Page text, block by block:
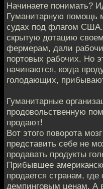
Начинаете понимать?
Гуманитарную помощь
судах под флагом
скрытую дотацию
фермерам, дали
портовых рабочих. Но
начинаются, когда
голодающих,
Гуманитарные
продовольственную
продают!
Вот этого поворота
представить себе не
продавать продукты
Прибывшее
продается странам, где
демпинговым ценам. А